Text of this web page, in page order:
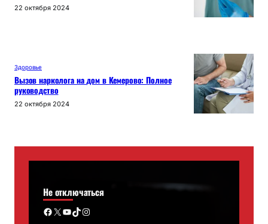
22 октября 2024
Здоровье
Вызов нарколога на дом в Кемерово: Полное
руководство
22 октября 2024
Не отключаться
Facebook X YouTube TikTok Instagram